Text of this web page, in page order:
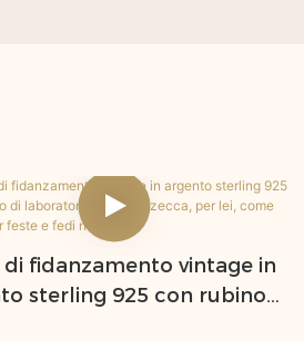
fidanzamento vintage in
sterling 925 con rubino